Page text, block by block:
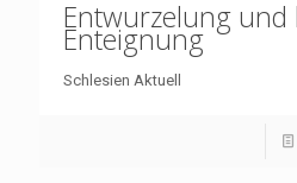
Entwurzelung und
Enteignung
Schlesien Aktuell